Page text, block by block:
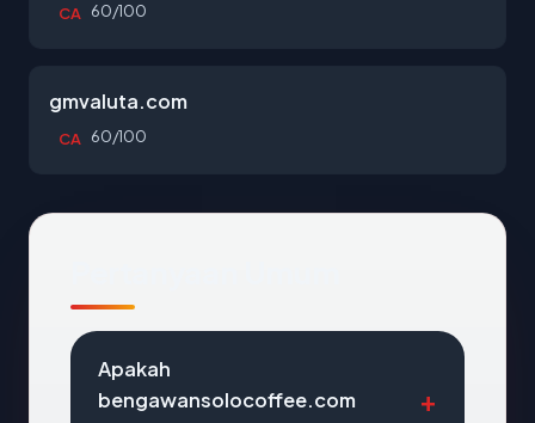
CA 60/100
gmvaluta.com
CA 60/100
Apakah
bengawansolocoffee.com